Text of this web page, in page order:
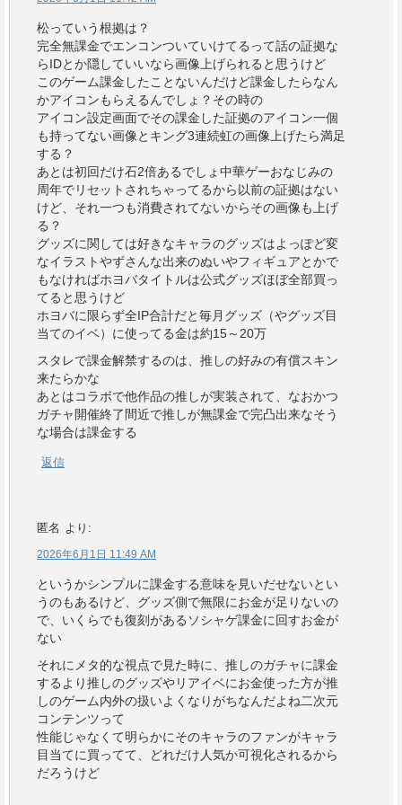
松っていう根拠は？
完全無課金でエンコンついていけてるって話の証拠な
らIDとか隠していいなら画像上げられると思うけど
このゲーム課金したことないんだけど課金したらなん
かアイコンもらえるんでしょ？その時の
アイコン設定画面でその課金した証拠のアイコン一個
も持ってない画像とキング3連続虹の画像上げたら満足
する？
あとは初回だけ石2倍あるでしょ中華ゲーおなじみの
周年でリセットされちゃってるから以前の証拠はない
けど、それ一つも消費されてないからその画像も上げ
る？
グッズに関しては好きなキャラのグッズはよっぽど変
なイラストやずさんな出来のぬいやフィギュアとかで
もなければホヨバタイトルは公式グッズほぼ全部買っ
てると思うけど
ホヨバに限らず全IP合計だと毎月グッズ（やグッズ目
当てのイベ）に使ってる金は約15～20万
スタレで課金解禁するのは、推しの好みの有償スキン
来たらかな
あとはコラボで他作品の推しが実装されて、なおかつ
ガチャ開催終了間近で推しが無課金で完凸出来なそう
な場合は課金する
返信
匿名 より:
2026年6月1日 11:49 AM
というかシンプルに課金する意味を見いだせないとい
うのもあるけど、グッズ側で無限にお金が足りないの
で、いくらでも復刻があるソシャゲ課金に回すお金が
ない
それにメタ的な視点で見た時に、推しのガチャに課金
するより推しのグッズやリアイベにお金使った方が推
しのゲーム内外の扱いよくなりがちなんだよね二次元
コンテンツって
性能じゃなくて明らかにそのキャラのファンがキャラ
目当てに買ってて、どれだけ人気か可視化されるから
だろうけど